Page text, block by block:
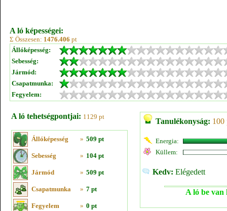
A ló képességei:
Σ Összesen: 1476.406 pt
Állóképesség:
Sebesség:
Jármód:
Csapatmunka:
Fegyelem:
A ló tehetségpontjai: 1129 pt
Állóképesség » 509 pt
Sebesség » 104 pt
Jármód » 509 pt
Csapatmunka » 7 pt
Fegyelem » 0 pt
Tanulékonyság: 100
Energia:
Küllem:
Kedv: Elégedett
A ló be van